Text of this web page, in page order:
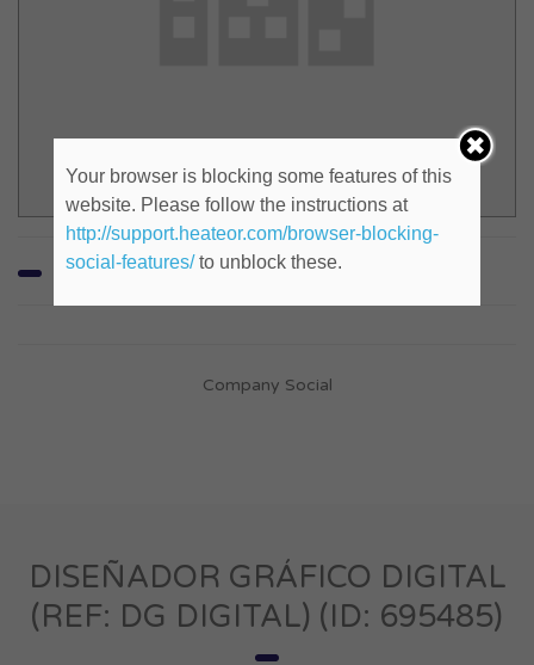
Company Social
DISEÑADOR GRÁFICO DIGITAL
(REF: DG DIGITAL) (ID: 695485)
Your browser is blocking some features of this
website. Please follow the instructions at
http://support.heateor.com/browser-blocking-
social-features/to unblock these.